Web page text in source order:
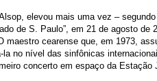
elevou mais uma vez –
de S. Paulo”, em 21 de agosto de
cearense que, em 1973,
no nível das sinfônicas
concerto em espaço da